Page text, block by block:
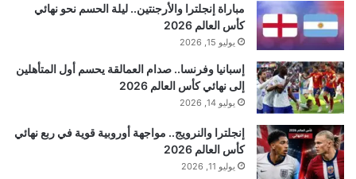
مباراة إنجلترا والأرجنتين.. ليلة الحسم نحو نهائي
كأس العالم 2026
يوليو 15, 2026
إسبانيا وفرنسا.. صدام العمالقة يحسم أول المتأهلين
إلى نهائي كأس العالم 2026
يوليو 14, 2026
إنجلترا والنرويج.. مواجهة أوروبية قوية في ربع نهائي
كأس العالم 2026
يوليو 11, 2026